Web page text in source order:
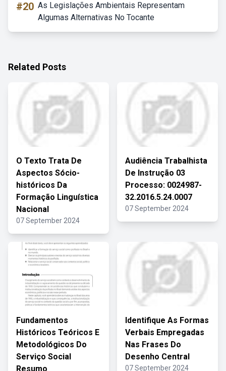
#20 As Legislações Ambientais Representam
Algumas Alternativas No Tocante
Related Posts
O Texto Trata De
Aspectos Sócio-
históricos Da
Formação Linguística
Nacional
07 September 2024
Audiência Trabalhista
De Instrução 03
Processo: 0024987-
32.2016.5.24.0007
07 September 2024
Fundamentos
Históricos Teóricos E
Metodológicos Do
Serviço Social
Resumo
Identifique As Formas
Verbais Empregadas
Nas Frases Do
Desenho Central
07 September 2024